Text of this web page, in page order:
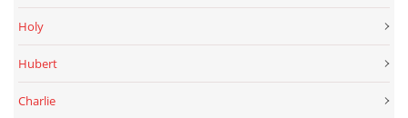
Holy
Hubert
Charlie